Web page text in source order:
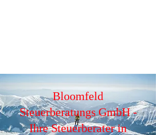
Bloomfeld
Steuerberatungs GmbH -
Ihre Steuerberater in